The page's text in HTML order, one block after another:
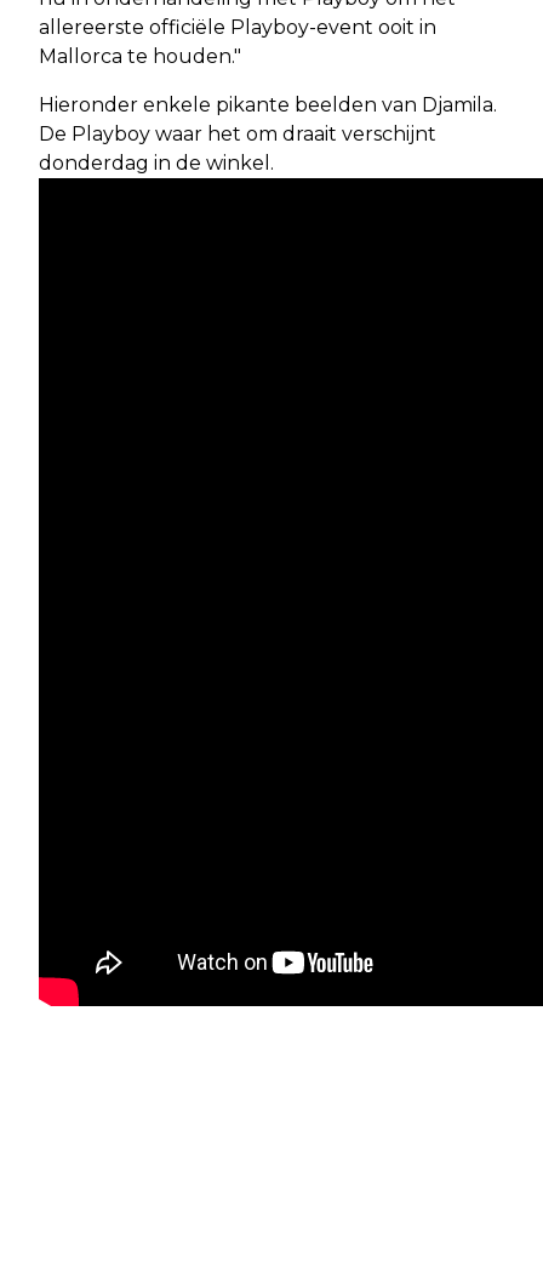
allereerste officiële Playboy-event ooit in
Mallorca te houden."
Hieronder enkele pikante beelden van Djamila.
De Playboy waar het om draait verschijnt
donderdag in de winkel.